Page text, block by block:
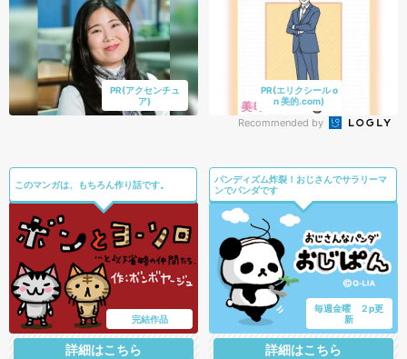
PR(アクセンチュ
ア)
PR(エリクシール o
n 美的.com)
Recommended by
このマンガは、もちろん作り話です。
完結作品
詳細はこちら
パンディズム炸裂！おじさんでサラリーマ
ンでパンダです
毎週金曜 ２p更
新
詳細はこちら